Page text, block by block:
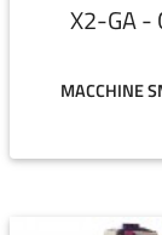
X2-GA -
MACCHINE